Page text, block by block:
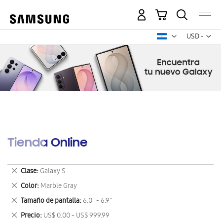
USD -
dólar
Mi carrito
Tienda Online
Clase Galaxy S
Eliminar
este
artículo
Color Marble Gray
Eliminar
este
artículo
Tamaño de pantalla 6.0" - 6.9"
Eliminar
este
Precio US$ 0.00 - US$ 999.99
Eliminar